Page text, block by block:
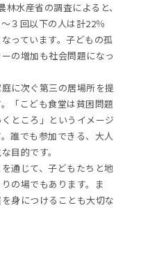
林水産省の調査によると、
３回以下の人は計22％
っています。子どもの孤
の増加も社会問題になっ
に次ぐ第三の居場所を提
「こども食堂は貧困問題
ところ」というイメージ
誰でも参加できる、大人
目的です。
通じて、子どもたちと地
の場でもあります。ま
身につけることも大切な